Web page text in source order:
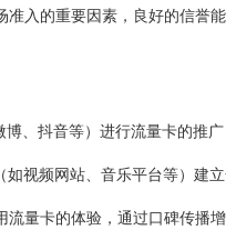
入的重要因素，良好的信誉
、抖音等）进行流量卡的推
视频网站、音乐平台等）建
量卡的体验，通过口碑传播